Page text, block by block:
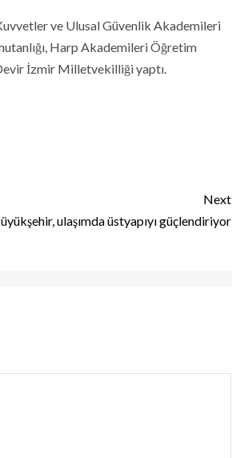
ve Ulusal Güvenlik Akademileri
Harp Akademileri Öğretim
İzmir Milletvekilliği yaptı.
Next
ulaşımda üstyapıyı güçlendiriyor